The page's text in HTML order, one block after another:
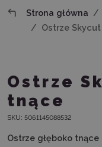
Strona główna
Ostrze
Ostrze
tnące
SKU: 5061145088532
Ostrze głęboko